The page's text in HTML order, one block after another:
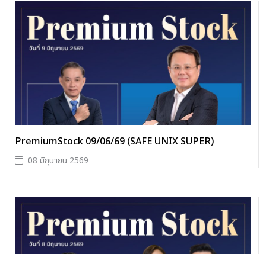
PremiumStock 09/06/69 (SAFE UNIX SUPER)
08 มิถุนายน 2569